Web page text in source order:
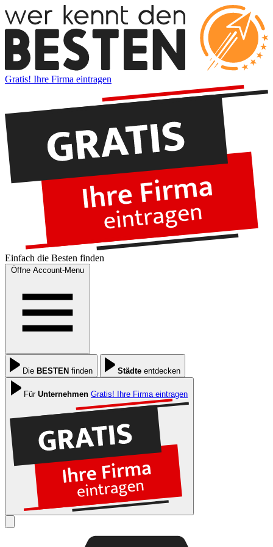
Gratis! Ihre Firma eintragen
Einfach die Besten finden
Öffne Account-Menu
Die BESTEN finden Städte entdecken
Für Unternehmen Gratis! Ihre Firma eintragen